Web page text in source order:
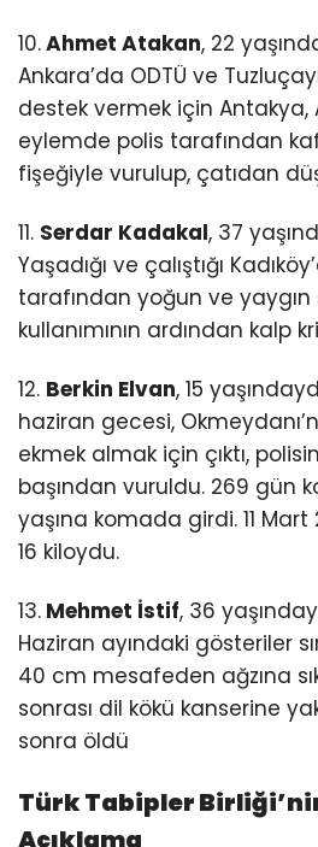
10.Ahmet Atakan, 22
Ankara’da ODTÜ ve
destek vermek için Antakya,
eylemde polis tarafından
fişeğiyle vurulup, çatıdan
11. Serdar Kadakal, 37
Yaşadığı ve çalıştığı
tarafından yoğun ve yaygın
kullanımının ardından kalp
12. Berkin Elvan, 15
haziran gecesi,
ekmek almak için çıktı,
başından vuruldu. 269 gün
yaşına komada girdi. 11
16 kiloydu.
13. Mehmet İstif, 36
Haziran ayındaki gösteriler
40 cm mesafeden ağzına
sonrası dil kökü kanserine
sonra öldü
Türk Tabipler
Açıklama